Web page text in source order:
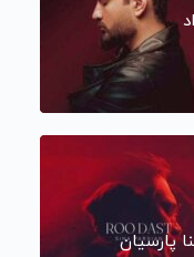
پارسیان